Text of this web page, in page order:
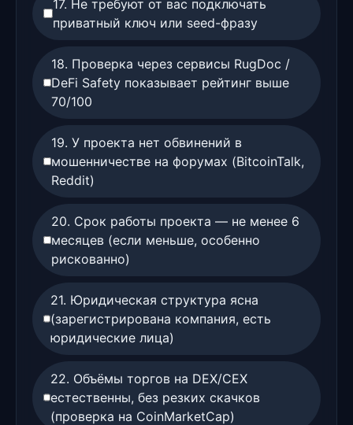
17. Не требуют от вас подключать
приватный ключ или seed-фразу
18. Проверка через сервисы RugDoc /
DeFi Safety показывает рейтинг выше
70/100
19. У проекта нет обвинений в
мошенничестве на форумах (BitcoinTalk,
Reddit)
20. Срок работы проекта — не менее 6
месяцев (если меньше, особенно
рискованно)
21. Юридическая структура ясна
(зарегистрирована компания, есть
юридические лица)
22. Объёмы торгов на DEX/CEX
естественны, без резких скачков
(проверка на CoinMarketCap)